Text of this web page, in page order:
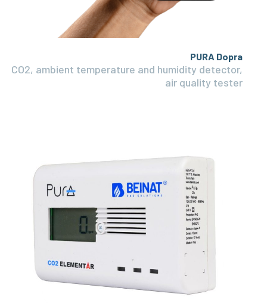
PURA Dopra
CO2, ambient temperature and humidity detector,
air quality tester